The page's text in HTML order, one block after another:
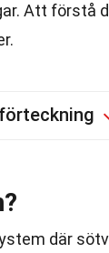
Att förstå
där